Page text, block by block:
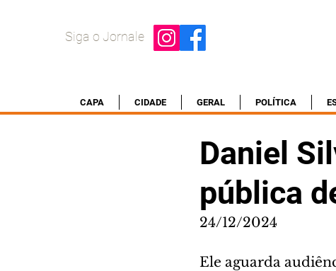
Siga o Jornale
CAPA CIDADE GERAL POLÍTICA
Daniel
pública
24/12/2024
Ele aguarda